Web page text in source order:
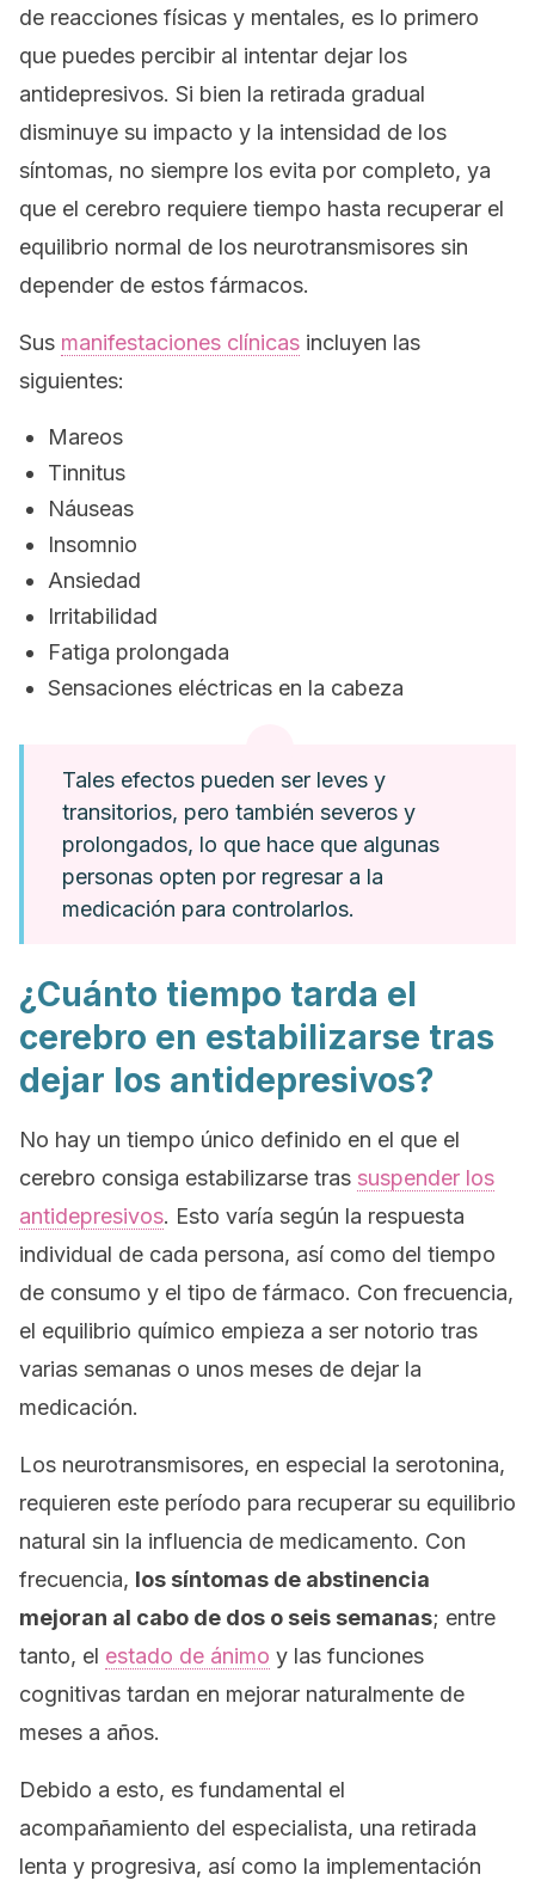
de reacciones físicas y mentales, es lo primero
que puedes percibir al intentar dejar los
antidepresivos. Si bien la retirada gradual
disminuye su impacto y la intensidad de los
síntomas, no siempre los evita por completo, ya
que el cerebro requiere tiempo hasta recuperar el
equilibrio normal de los neurotransmisores sin
depender de estos fármacos.
Sus manifestaciones clínicas incluyen las
siguientes:
Mareos
Tinnitus
Náuseas
Insomnio
Ansiedad
Irritabilidad
Fatiga prolongada
Sensaciones eléctricas en la cabeza
Tales efectos pueden ser leves y
transitorios, pero también severos y
prolongados, lo que hace que algunas
personas opten por regresar a la
medicación para controlarlos.
¿Cuánto tiempo tarda el
cerebro en estabilizarse tras
dejar los antidepresivos?
No hay un tiempo único definido en el que el
cerebro consiga estabilizarse tras suspender los
antidepresivos. Esto varía según la respuesta
individual de cada persona, así como del tiempo
de consumo y el tipo de fármaco. Con frecuencia,
el equilibrio químico empieza a ser notorio tras
varias semanas o unos meses de dejar la
medicación.
Los neurotransmisores, en especial la serotonina,
requieren este período para recuperar su equilibrio
natural sin la influencia de medicamento. Con
frecuencia, los síntomas de abstinencia
mejoran al cabo de dos o seis semanas; entre
tanto, el estado de ánimo y las funciones
cognitivas tardan en mejorar naturalmente de
meses a años.
Debido a esto, es fundamental el
acompañamiento del especialista, una retirada
lenta y progresiva, así como la implementación